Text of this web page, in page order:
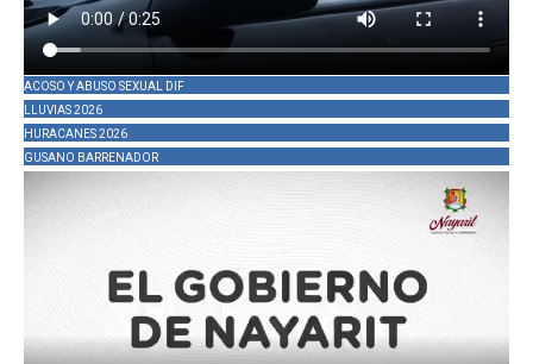
ACOSO Y ABUSO SEXUAL DIF
LLUVIAS 2026
HURACANES 2026
GUSANO BARRENADOR